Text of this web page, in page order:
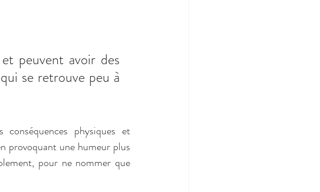
peuvent avoir des
se retrouve peu à
physiques et
provoquant une humeur plus
pour ne nommer que